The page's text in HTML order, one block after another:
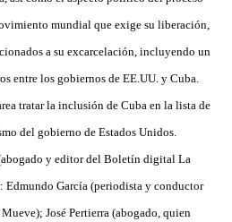
mundial que exige su liberación,
a su excarcelación, incluyendo un
entre los gobiernos de EE.UU. y Cuba.
tratar la inclusión de Cuba en la lista de
del gobierno de Estados Unidos.
y editor del Boletín digital La
Edmundo García (periodista y conductor
José Pertierra (abogado, quien